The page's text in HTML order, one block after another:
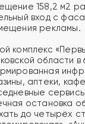
158,2 м2
вход с
рекламы.
комплекс
области
аптеки,
остановка
до четырёх